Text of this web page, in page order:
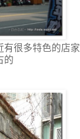
有很多特色的店家
的